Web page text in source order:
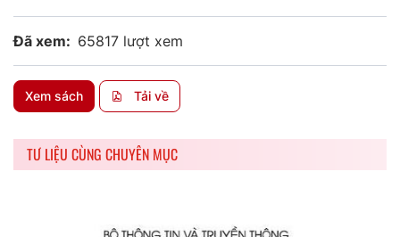
Đã xem: 65817 lượt xem
Xem sách Tải về
TƯ LIỆU CÙNG CHUYÊN MỤC